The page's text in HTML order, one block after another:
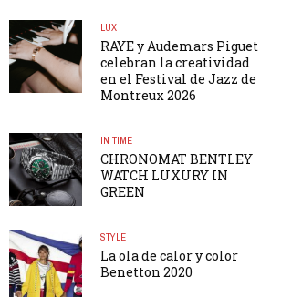
LUX
RAYE y Audemars Piguet
celebran la creatividad
en el Festival de Jazz de
Montreux 2026
IN TIME
CHRONOMAT BENTLEY
WATCH LUXURY IN
GREEN
STYLE
La ola de calor y color
Benetton 2020
Página Uno. All rights reserved.